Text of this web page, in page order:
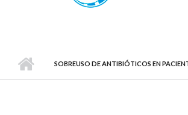
SOBREUSO DE ANTIBIÓTICOS EN